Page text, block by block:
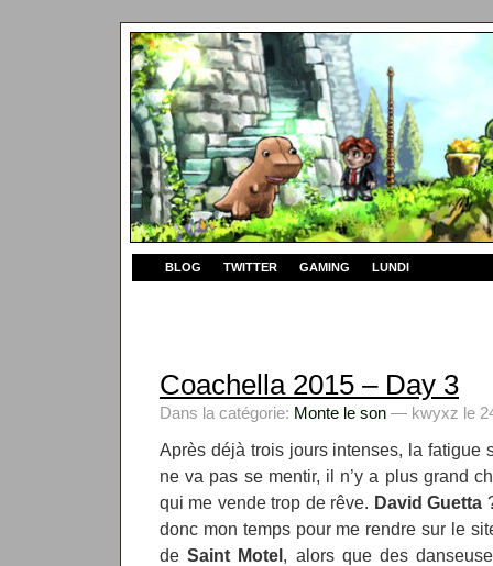
BLOG TWITTER GAMING LUNDI
Coachella 2015 – Day 3
Dans la catégorie: Monte le son — kwyxz le
Après déjà trois jours intenses, la fatigue
ne va pas se mentir, il n’y a plus grand
qui me vende trop de rêve. David Guetta
donc mon temps pour me rendre sur le
deSaint Motel, alors que des